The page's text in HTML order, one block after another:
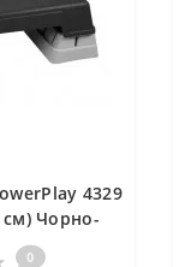
4329
см) Чорно-
0